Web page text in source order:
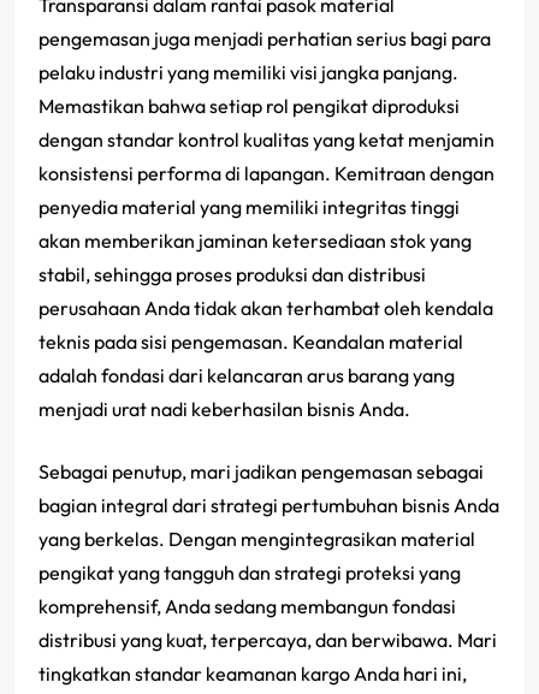
Transparansi dalam rantai pasok material
pengemasan juga menjadi perhatian serius bagi para
pelaku industri yang memiliki visi jangka panjang.
Memastikan bahwa setiap rol pengikat diproduksi
dengan standar kontrol kualitas yang ketat menjamin
konsistensi performa di lapangan. Kemitraan dengan
penyedia material yang memiliki integritas tinggi
akan memberikan jaminan ketersediaan stok yang
stabil, sehingga proses produksi dan distribusi
perusahaan Anda tidak akan terhambat oleh kendala
teknis pada sisi pengemasan. Keandalan material
adalah fondasi dari kelancaran arus barang yang
menjadi urat nadi keberhasilan bisnis Anda.
Sebagai penutup, mari jadikan pengemasan sebagai
bagian integral dari strategi pertumbuhan bisnis Anda
yang berkelas. Dengan mengintegrasikan material
pengikat yang tangguh dan strategi proteksi yang
komprehensif, Anda sedang membangun fondasi
distribusi yang kuat, terpercaya, dan berwibawa. Mari
tingkatkan standar keamanan kargo Anda hari ini,